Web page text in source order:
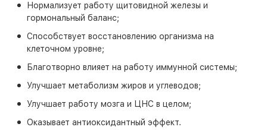
Нормализует работу щитовидной железы и
гормональный баланс;
Способствует восстановлению организма на
клеточном уровне;
Благотворно влияет на работу иммунной системы;
Улучшает метаболизм жиров и углеводов;
Улучшает работу мозга и ЦНС в целом;
Оказывает антиоксидантный эффект.